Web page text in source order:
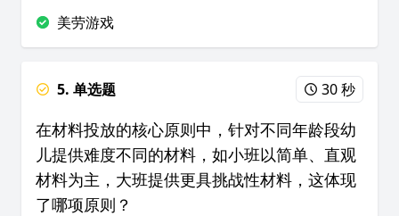
美劳游戏
5. 单选题 30 秒
在材料投放的核心原则中，针对不同年龄段幼
儿提供难度不同的材料，如小班以简单、直观
材料为主，大班提供更具挑战性材料，这体现
了哪项原则？